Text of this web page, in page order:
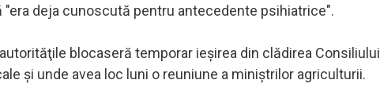
deja cunoscută pentru antecedente psihiatrice".
blocaseră temporar ieşirea din clădirea Consiliului
şi unde avea loc luni o reuniune a miniştrilor agriculturii.